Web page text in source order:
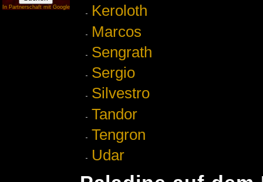
In Partnerschaft mit Google
Keroloth
Marcos
Sengrath
Sergio
Silvestro
Tandor
Tengron
Udar